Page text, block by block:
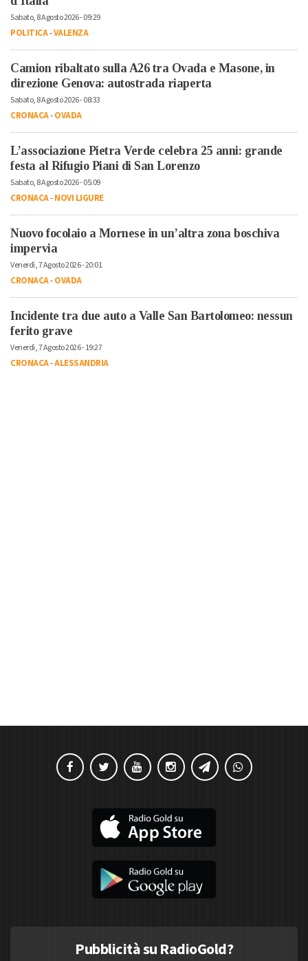
Sabato, 8 Agosto 2026 - 09:29
POLITICA-VALENZA
Camion ribaltato sulla A26 tra Ovada e Masone, in
direzione Genova: autostrada riaperta
Sabato, 8 Agosto 2026 - 08:33
CRONACA-OVADA
L’associazione Pietra Verde celebra 25 anni: grande
festa al Rifugio Piani di San Lorenzo
Sabato, 8 Agosto 2026 - 05:09
CRONACA-NOVI LIGURE
Nuovo focolaio a Mornese in un’altra zona boschiva
impervia
Venerdì, 7 Agosto 2026 - 20:01
CRONACA-OVADA
Incidente tra due auto a Valle San Bartolomeo: nessun
ferito grave
Venerdì, 7 Agosto 2026 - 19:27
CRONACA-ALESSANDRIA
Pubblicità su RadioGold?